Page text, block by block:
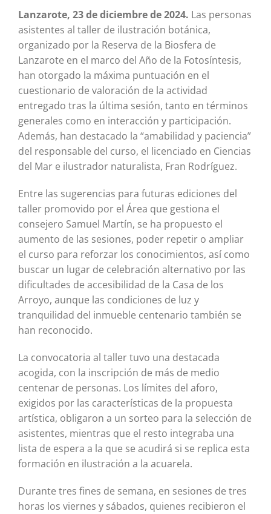
Lanzarote, 23 de diciembre de 2024. Las personas
asistentes al taller de ilustración botánica,
organizado por la Reserva de la Biosfera de
Lanzarote en el marco del Año de la Fotosíntesis,
han otorgado la máxima puntuación en el
cuestionario de valoración de la actividad
entregado tras la última sesión, tanto en términos
generales como en interacción y participación.
Además, han destacado la “amabilidad y paciencia”
del responsable del curso, el licenciado en Ciencias
del Mar e ilustrador naturalista, Fran Rodríguez.
Entre las sugerencias para futuras ediciones del
taller promovido por el Área que gestiona el
consejero Samuel Martín, se ha propuesto el
aumento de las sesiones, poder repetir o ampliar
el curso para reforzar los conocimientos, así como
buscar un lugar de celebración alternativo por las
dificultades de accesibilidad de la Casa de los
Arroyo, aunque las condiciones de luz y
tranquilidad del inmueble centenario también se
han reconocido.
La convocatoria al taller tuvo una destacada
acogida, con la inscripción de más de medio
centenar de personas. Los límites del aforo,
exigidos por las características de la propuesta
artística, obligaron a un sorteo para la selección de
asistentes, mientras que el resto integraba una
lista de espera a la que se acudirá si se replica esta
formación en ilustración a la acuarela.
Durante tres fines de semana, en sesiones de tres
horas los viernes y sábados, quienes recibieron el